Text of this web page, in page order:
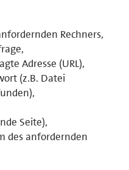
Rechners,
Adresse (URL),
(z.B. Datei
Seite),
des anfordernden